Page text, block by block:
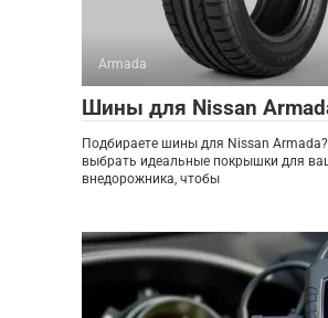
Armada
Шины для Nissan
Подбираете шины для Nissan Armada?
выбрать идеальные покрышки для
внедорожника, чтобы